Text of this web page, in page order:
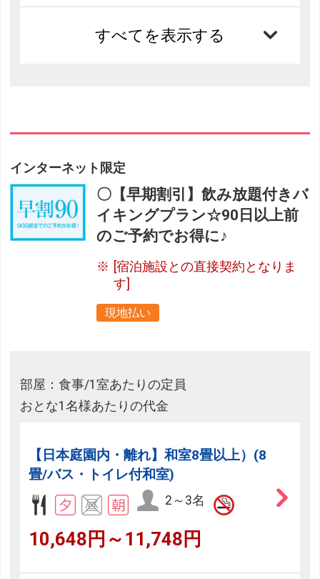
すべてを表示する
インターネット限定
〇【早期割引】飲み放題付きバ
イキングプラン☆90日以上前
のご予約でお得に♪
[宿泊施設との直接契約となりま
す]
現地払い
部屋：食事/1室あたりの定員
おとな1名様あたりの代金
【日本庭園内・離れ】和室8畳以上）(8
畳/バス・トイレ付和室)
2～3名
10,648円～11,748円